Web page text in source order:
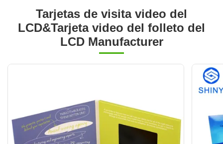
Tarjetas de visita video del
LCD&Tarjeta video del folleto del
LCD Manufacturer